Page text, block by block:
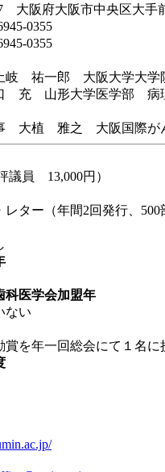
大阪市中央区大手前3
0355
0355
郎 大阪大学大学院
形大学医学部 病
雅之 大阪国際がん
議員 13,000円）
（年間2回発行、500部
科医学会加盟年
い
回総会にて１名に授与